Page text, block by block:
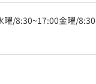
/8:30~17:00金曜/